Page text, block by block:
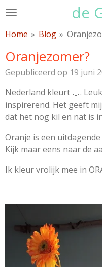
Ga
naar
hoofdinhoud
de
Home » Blog »
Oranjezomer?
Gepubliceerd op 19 juni
Nederland kleurt 🍊.
inspirerend. Het geeft
dat het nog kil en nat is
Oranje is een
Kijk maar eens naar de
Ik kleur vrolijk mee in